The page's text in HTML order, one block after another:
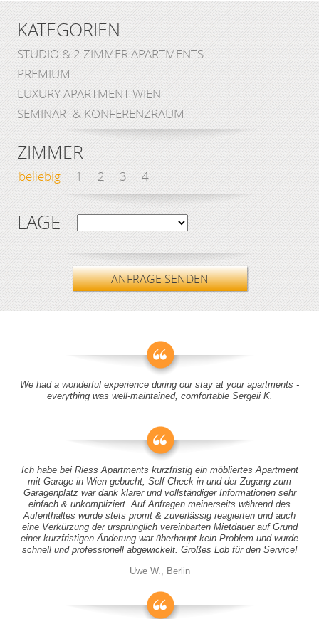
KATEGORIEN
STUDIO & 2 ZIMMER APARTMENTS
PREMIUM
LUXURY APARTMENT WIEN
SEMINAR- & KONFERENZRAUM
ZIMMER
beliebig 1 2 3 4
LAGE
ANFRAGE SENDEN
We had a wonderful experience during our stay at your apartments -
everything was well-maintained, comfortable Sergeii K.
Ich habe bei Riess Apartments kurzfristig ein möbliertes Apartment
mit Garage in Wien gebucht, Self Check in und der Zugang zum
Garagenplatz war dank klarer und vollständiger Informationen sehr
einfach & unkompliziert. Auf Anfragen meinerseits während des
Aufenthaltes wurde stets promt & zuverlässig reagierten und auch
eine Verkürzung der ursprünglich vereinbarten Mietdauer auf Grund
einer kurzfristigen Änderung war überhaupt kein Problem und wurde
schnell und professionell abgewickelt. Großes Lob für den Service!
Uwe W., Berlin